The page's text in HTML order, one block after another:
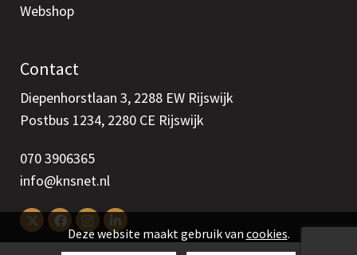
Webshop
Contact
Diepenhorstlaan 3, 2288 EW Rijswijk
Postbus 1234, 2280 CE Rijswijk
070 3906365
info@knsnet.nl
Deze website maakt gebruik van cookies.